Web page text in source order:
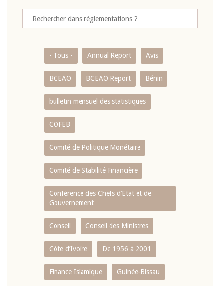
- Tous - Annual Report Avis
BCEAO BCEAO Report Bénin
bulletin mensuel des statistiques
COFEB
Comité de Politique Monétaire
Comité de Stabilité Financière
Conférence des Chefs d’Etat et de
Gouvernement
Conseil Conseil des Ministres
Côte d’Ivoire De 1956 à 2001
Finance Islamique Guinée-Bissau